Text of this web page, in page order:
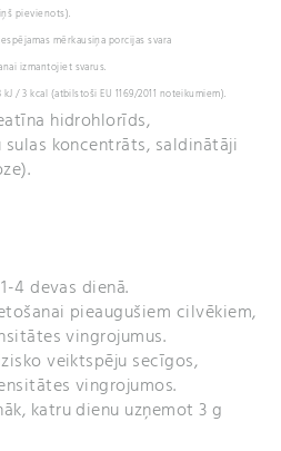
pievienots).
mērkausiņa porcijas svara
izmantojiet svarus.
/ 3 kcal (atbilstoši EU 1169/2011 noteikumiem).
hidrohlorīds,
koncentrāts, saldinātāji
4 devas dienā.
pieaugušiem cilvē­kiem,
vingrojumus.
veiktspēju secīgos,
vingrojumos.
katru dienu uzņemot 3 g